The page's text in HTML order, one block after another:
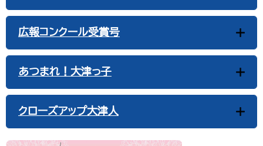
広報コンクール受賞号
あつまれ！大津っ子
クローズアップ大津人